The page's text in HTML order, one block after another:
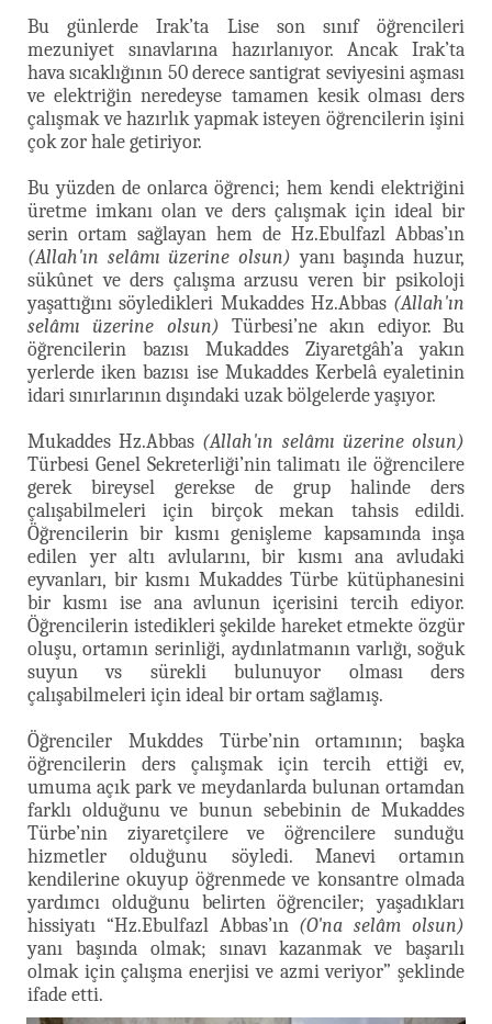
Bu günlerde Irak’ta Lise son sınıf öğrencileri
mezuniyet sınavlarına hazırlanıyor. Ancak Irak’ta
hava sıcaklığının 50 derece santigrat seviyesini aşması
ve elektriğin neredeyse tamamen kesik olması ders
çalışmak ve hazırlık yapmak isteyen öğrencilerin işini
çok zor hale getiriyor.
Bu yüzden de onlarca öğrenci; hem kendi elektriğini
üretme imkanı olan ve ders çalışmak için ideal bir
serin ortam sağlayan hem de Hz.Ebulfazl Abbas’ın
(Allah'ın selâmı üzerine olsun) yanı başında huzur,
sükûnet ve ders çalışma arzusu veren bir psikoloji
yaşattığını söyledikleri Mukaddes Hz.Abbas (Allah'ın
selâmı üzerine olsun) Türbesi’ne akın ediyor. Bu
öğrencilerin bazısı Mukaddes Ziyaretgâh’a yakın
yerlerde iken bazısı ise Mukaddes Kerbelâ eyaletinin
idari sınırlarının dışındaki uzak bölgelerde yaşıyor.
Mukaddes Hz.Abbas (Allah'ın selâmı üzerine olsun)
Türbesi Genel Sekreterliği’nin talimatı ile öğrencilere
gerek bireysel gerekse de grup halinde ders
çalışabilmeleri için birçok mekan tahsis edildi.
Öğrencilerin bir kısmı genişleme kapsamında inşa
edilen yer altı avlularını, bir kısmı ana avludaki
eyvanları, bir kısmı Mukaddes Türbe kütüphanesini
bir kısmı ise ana avlunun içerisini tercih ediyor.
Öğrencilerin istedikleri şekilde hareket etmekte özgür
oluşu, ortamın serinliği, aydınlatmanın varlığı, soğuk
suyun vs sürekli bulunuyor olması ders
çalışabilmeleri için ideal bir ortam sağlamış.
Öğrenciler Mukddes Türbe’nin ortamının; başka
öğrencilerin ders çalışmak için tercih ettiği ev,
umuma açık park ve meydanlarda bulunan ortamdan
farklı olduğunu ve bunun sebebinin de Mukaddes
Türbe’nin ziyaretçilere ve öğrencilere sunduğu
hizmetler olduğunu söyledi. Manevi ortamın
kendilerine okuyup öğrenmede ve konsantre olmada
yardımcı olduğunu belirten öğrenciler; yaşadıkları
hissiyatı “Hz.Ebulfazl Abbas’ın (O'na selâm olsun)
yanı başında olmak; sınavı kazanmak ve başarılı
olmak için çalışma enerjisi ve azmi veriyor” şeklinde
ifade etti.